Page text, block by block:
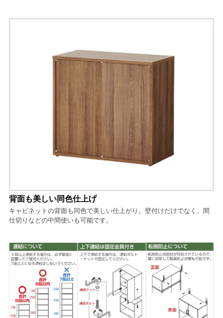
背面も美しい同色仕上げ
キャビネットの背面も同色で美しい仕上がり。壁付けだけでなく、間
仕切りなどの中間使いも可能です。